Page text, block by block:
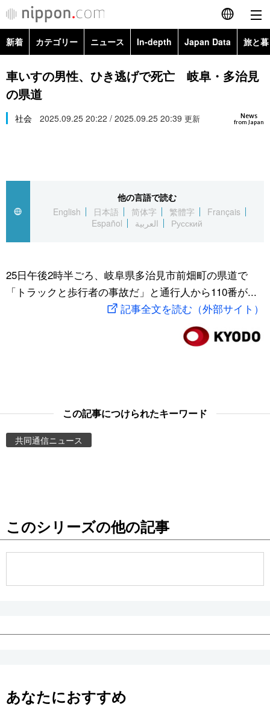
English
简体字
Русский
カテゴリー
経済・ビジネス
国際
文化
トップ
アーカイブ
In-depth
Japan Data
動画/Live
お知らせ
新着 カテゴリー ニュース In-depth Japan Data 旅と
政治・外交
経済・ビジネス
スポーツ・東京2020
Topics
車いすの男性、ひき逃げで死亡 岐阜・多治見
の県道
News
from Japan
社会 2025.09.25 20:22 / 2025.09.25 20:39 更新
他の言語で読む
English
日本語 简体字 繁體字
Français
Español
العربية Русский
25日午後2時半ごろ、岐阜県多治見市前畑町の県道で
「トラックと歩行者の事故だ」と通行人から110番が...
記事全文を読む（外部サイト）
この記事につけられたキーワード
共同通信ニュース
このシリーズの他の記事
あなたにおすすめ